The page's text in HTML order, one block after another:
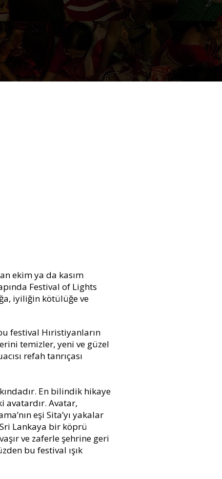
ekim ya da kasım
Festival of Lights
iyiliğin kötülüğe ve
festival Hıristiyanların
temizler, yeni ve güzel
refah tanrıçası
En bilindik hikaye
avatardır. Avatar,
eşi Sita’yı yakalar
Lankaya bir köprü
ve zaferle şehrine geri
bu festival ışık